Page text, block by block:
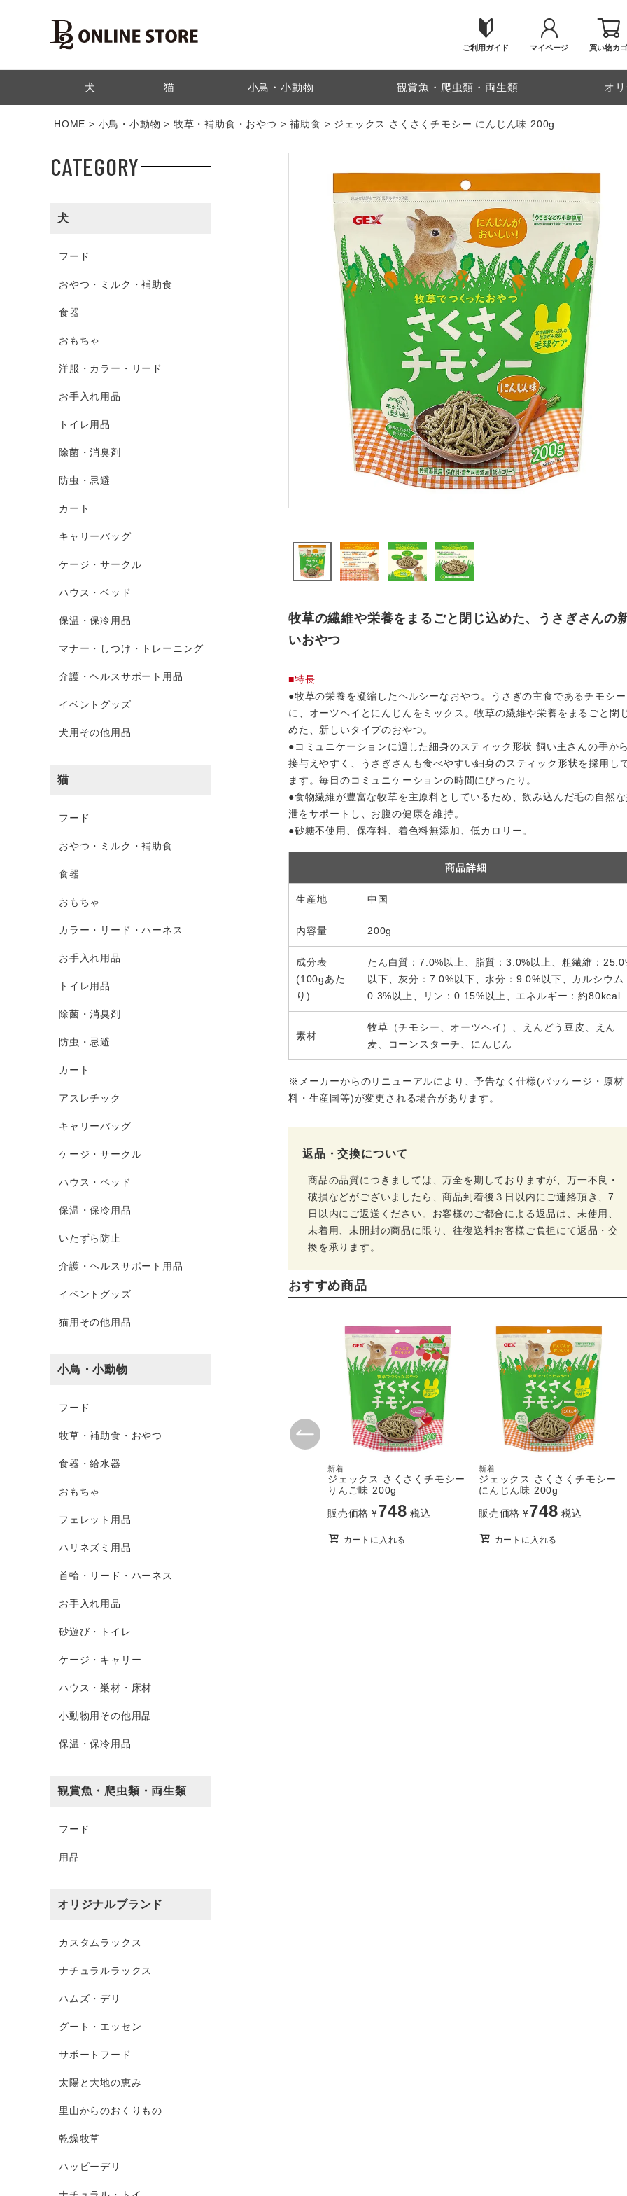
ご利用ガイド マイページ 買い物カゴ
検索
犬 猫 小鳥・小動物 観賞魚・爬虫類・両生類 オ
HOME 小鳥・小動物 牧草・補助食・おやつ 補助食 ジェックス さくさくチモシー にんじん味 200g
CATEGORY
犬
フード
おやつ・ミルク・補助食
食器
おもちゃ
洋服・カラー・リード
お手入れ用品
トイレ用品
除菌・消臭剤
防虫・忌避
カート
キャリーバッグ
ケージ・サークル
ハウス・ベッド
保温・保冷用品
マナー・しつけ・トレーニング
介護・ヘルスサポート用品
イベントグッズ
犬用その他用品
猫
フード
おやつ・ミルク・補助食
食器
おもちゃ
カラー・リード・ハーネス
お手入れ用品
トイレ用品
除菌・消臭剤
防虫・忌避
カート
アスレチック
キャリーバッグ
ケージ・サークル
ハウス・ベッド
保温・保冷用品
いたずら防止
介護・ヘルスサポート用品
イベントグッズ
猫用その他用品
小鳥・小動物
フード
牧草・補助食・おやつ
食器・給水器
おもちゃ
フェレット用品
ハリネズミ用品
首輪・リード・ハーネス
お手入れ用品
砂遊び・トイレ
ケージ・キャリー
ハウス・巣材・床材
小動物用その他用品
保温・保冷用品
観賞魚・爬虫類・両生類
フード
用品
オリジナルブランド
カスタムラックス
ナチュラルラックス
ハムズ・デリ
グート・エッセン
サポートフード
太陽と大地の恵み
里山からのおくりもの
乾燥牧草
ハッピーデリ
牧草の繊維や栄養をまるごと閉じ込めた、うさぎさんの
いおやつ
■特長
●牧草の栄養を凝縮したヘルシーなおやつ。うさぎの主食であるチモシー
に、オーツヘイとにんじんをミックス。牧草の繊維や栄養をまるごと閉
めた、新しいタイプのおやつ。
●コミュニケーションに適した細身のスティック形状 飼い主さんの手か
接与えやすく、うさぎさんも食べやすい細身のスティック形状を採用し
ます。毎日のコミュニケーションの時間にぴったり。
●食物繊維が豊富な牧草を主原料としているため、飲み込んだ毛の自然
泄をサポートし、お腹の健康を維持。
●砂糖不使用、保存料、着色料無添加、低カロリー。
商品詳細
生産地 中国
内容量 200g
成分表
(100gあた
り)
たん白質：7.0%以上、脂質：3.0%以上、粗繊維：
以下、灰分：7.0%以下、水分：9.0%以下、カルシウム
0.3%以上、リン：0.15%以上、エネルギー：約80kcal
素材
牧草（チモシー、オーツヘイ）、えんどう豆皮、えん
麦、コーンスターチ、にんじん
※メーカーからのリニューアルにより、予告なく仕様(パッケージ・原材
料・生産国等)が変更される場合があります。
返品・交換について
商品の品質につきましては、万全を期しておりますが、万一不良・
破損などがございましたら、商品到着後３日以内にご連絡頂き、7
日以内にご返送ください。お客様のご都合による返品は、未使用、
未着用、未開封の商品に限り、往復送料お客様ご負担にて返品・交
換を承ります。
おすすめ商品
新着
ジェックス さくさくチモシー
りんご味 200g
販売価格 ¥748 税込
カートに入れる
新着
ジェックス さくさくチモシー
にんじん味 200g
販売価格 ¥748 税込
カートに入れる